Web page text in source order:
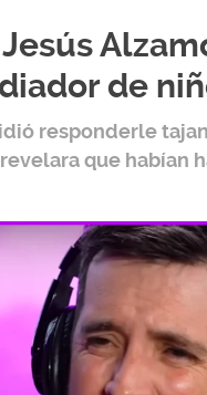
de
responderle
que habían
Arequipa
95.9